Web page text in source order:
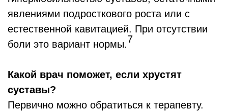
явлениями подросткового роста или с
естественной кавитацией. При отсутствии
боли это вариант нормы.7
Какой врач поможет, если хрустят
суставы?
Первично можно обратиться к терапевту.